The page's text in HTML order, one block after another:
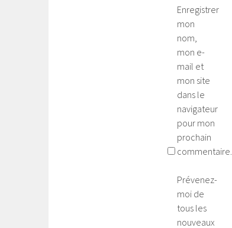
Enregistrer
mon
nom,
mon e-
mail et
mon site
dans le
navigateur
pour mon
prochain
commentaire.
Prévenez-
moi de
tous les
nouveaux